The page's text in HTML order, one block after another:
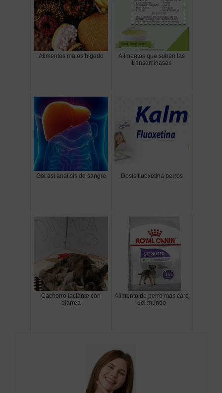
Alimentos malos higado
Alimentos que suben las
transaminasas
Got ast analisis de sangre Dosis fluoxetina perros
Cachorro lactante con
diarrea
Alimento de perro mas caro
del mundo